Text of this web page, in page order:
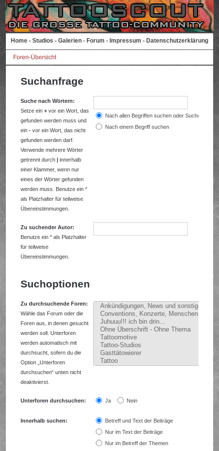
Home - Studios - Galerien - Forum - Impressum - Datenschutzerklärung
Foren-Übersicht
Suchanfrage
Suche nach Wörtern:
Setze ein+ vor ein Wort, das
gefunden werden muss und
ein- vor ein Wort, das nicht
gefunden werden darf.
Verwende mehrere Wörter
getrennt durch| innerhalb
einer Klammer, wenn nur
eines der Wörter gefunden
werden muss. Benutze ein *
als Platzhalter für teilweise
Übereinstimmungen.
Nach allen Begriffen suchen oder Suche wie
Nach einem Begriff suchen
Zu suchender Autor:
Benutze ein * als Platzhalter
für teilweise
Übereinstimmungen.
Suchoptionen
Zu durchsuchende Foren:
Wähle das Forum oder die
Foren aus, in denen gesucht
werden soll. Unterforen
werden automatisch mit
durchsucht, sofern du die
Option „Unterforen
durchsuchen“ unten nicht
deaktivierst.
Unterforen durchsuchen: Ja Nein
Innerhalb suchen:
Betreff und Text der Beiträge
Nur im Text der Beiträge
Nur im Betreff der Themen